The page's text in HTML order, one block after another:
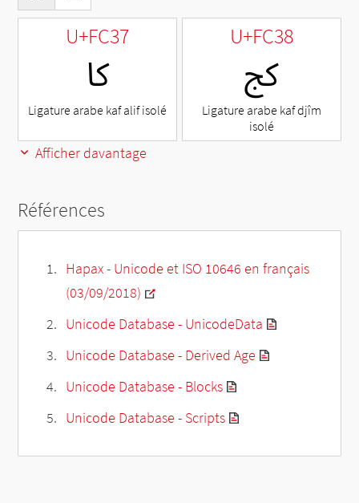
U+FC37
ﰷ
Ligature arabe kaf alif isolé
U+FC38
ﰸ
Ligature arabe kaf djîm
isolé
Afficher davantage
Références
Hapax - Unicode et ISO 10646 en français
(03/09/2018)
Unicode Database - UnicodeData
Unicode Database - Derived Age
Unicode Database - Blocks
Unicode Database - Scripts